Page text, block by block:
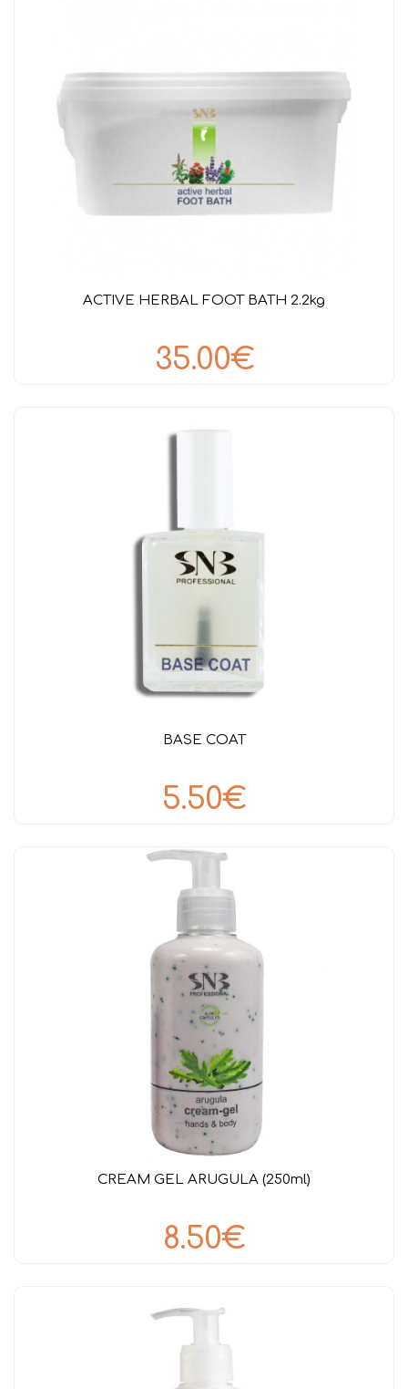
ACTIVE HERBAL FOOT BATH 2.2kg
35.00€
BASE COAT
5.50€
CREAM GEL ARUGULA (250ml)
8.50€